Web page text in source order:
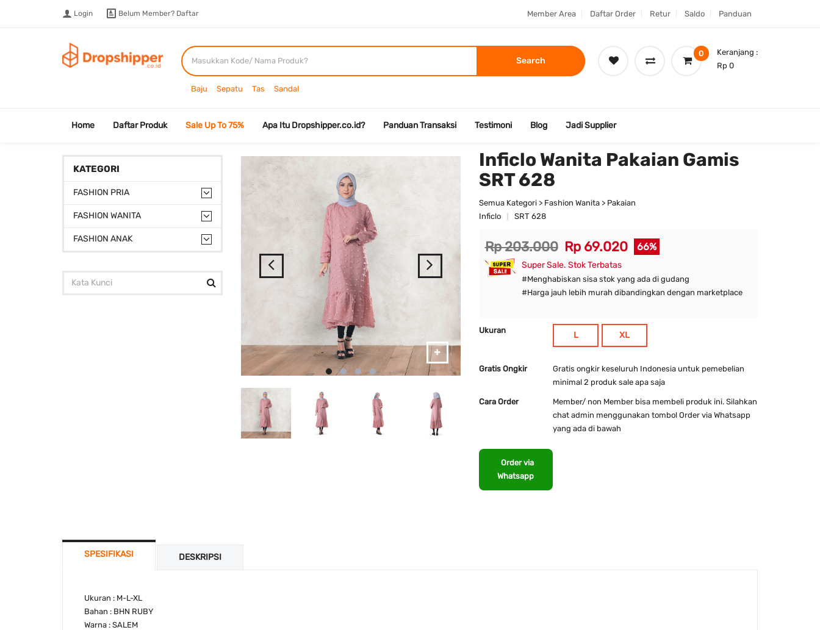
Login Belum Member? Daftar Member Area Daftar Order Retur Saldo Panduan
Search
Baju Sepatu Tas Sandal
0
Keranjang :
Rp 0
Home Daftar Produk Sale Up To 75% Apa Itu Dropshipper.co.id? Panduan Transaksi Testimoni Blog Jadi Supplier
KATEGORI
FASHION PRIA
FASHION WANITA
FASHION ANAK
Inficlo Wanita Pakaian Gamis
SRT 628
Semua Kategori > Fashion Wanita > Pakaian
Inficlo
SRT 628
Rp 203.000 Rp 69.020 66%
Super Sale. Stok Terbatas
#Menghabiskan sisa stok yang ada di gudang
#Harga jauh lebih murah dibandingkan dengan marketplace
Ukuran L XL
Gratis Ongkir
Gratis ongkir keseluruh Indonesia untuk pemebelian
minimal 2 produk sale apa saja
Cara Order
Member/ non Member bisa membeli produk ini. Silahkan
chat admin menggunakan tombol Order via Whatsapp
yang ada di bawah
Order via
Whatsapp
SPESIFIKASI DESKRIPSI
Ukuran : M-L-XL
Bahan : BHN RUBY
Warna : SALEM